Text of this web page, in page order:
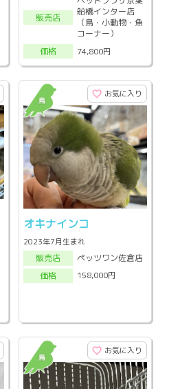
販売店
船橋インター店
（鳥・小動物・魚
コーナー）
価格
74,800円
お気に入り
オキナインコ
2023年7月生まれ
販売店
ペッツワン佐倉店
価格
158,000円
お気に入り